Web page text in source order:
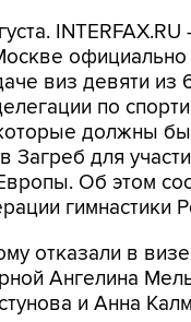
виз девяти из
по
должны
Загреб для
Об этом
гимнастики
отказали в
и Анна
и